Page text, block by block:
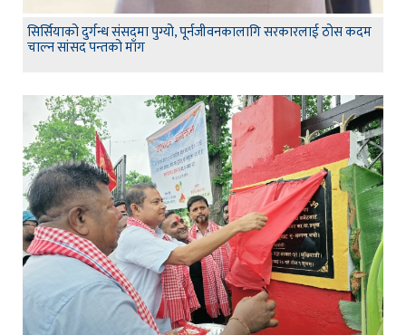
सिर्सियाको दुर्गन्ध संसदमा पुग्यो, पूर्नजीवनकालागि सरकारलाई ठोस कदम
चाल्न सांसद पन्तको माँग